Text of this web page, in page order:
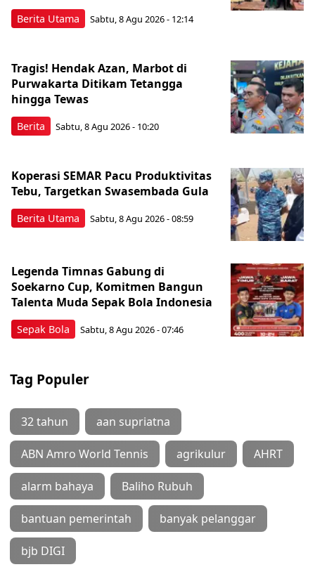
Berita Utama Sabtu, 8 Agu 2026 - 12:14
Berita
Tragis! Hendak Azan, Marbot di
Purwakarta Ditikam Tetangga
hingga Tewas
Sabtu, 8 Agu 2026 - 10:20
Berita Utama
Koperasi SEMAR Pacu Produktivitas
Tebu, Targetkan Swasembada Gula
Sabtu, 8 Agu 2026 - 08:59
Sepak Bola
Legenda Timnas Gabung di
Soekarno Cup, Komitmen Bangun
Talenta Muda Sepak Bola Indonesia
Sabtu, 8 Agu 2026 - 07:46
Tag Populer
32 tahun aan supriatna
ABN Amro World Tennis agrikulur AHRT
alarm bahaya Baliho Rubuh
bantuan pemerintah banyak pelanggar
bjb DIGI